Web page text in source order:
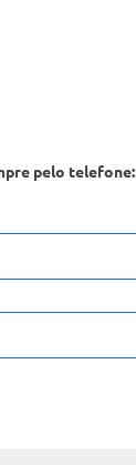
pelo telefone: